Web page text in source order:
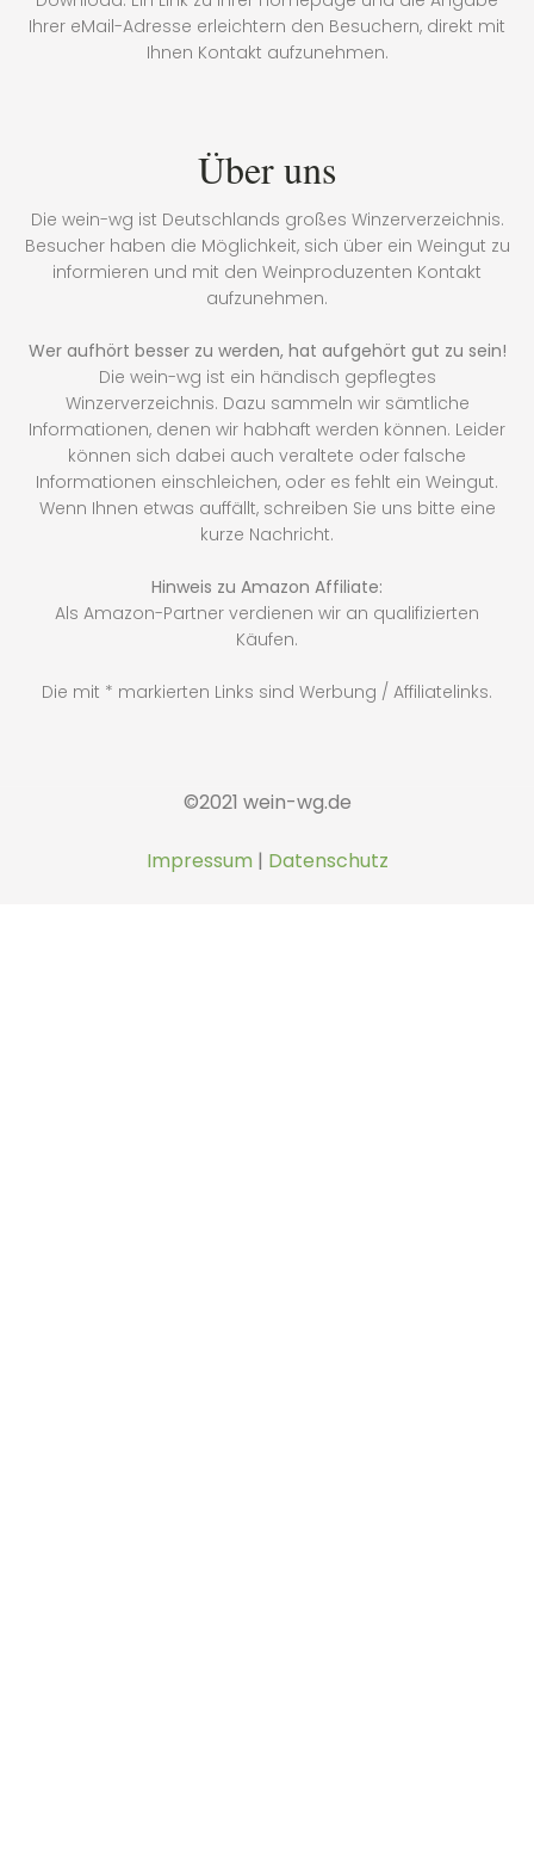
Ihrer eMail-Adresse erleichtern den Besuchern, direkt mit
Ihnen Kontakt aufzunehmen.
Über uns
Die wein-wg ist Deutschlands großes Winzerverzeichnis.
Besucher haben die Möglichkeit, sich über ein Weingut zu
informieren und mit den Weinproduzenten Kontakt
aufzunehmen.
Wer aufhört besser zu werden, hat aufgehört gut zu sein!
Die wein-wg ist ein händisch gepflegtes
Winzerverzeichnis. Dazu sammeln wir sämtliche
Informationen, denen wir habhaft werden können. Leider
können sich dabei auch veraltete oder falsche
Informationen einschleichen, oder es fehlt ein Weingut.
Wenn Ihnen etwas auffällt, schreiben Sie uns bitte eine
kurze Nachricht.
Hinweis zu Amazon Affiliate:
Als Amazon-Partner verdienen wir an qualifizierten
Käufen.
Die mit * markierten Links sind Werbung / Affiliatelinks.
©2021 wein-wg.de
Impressum | Datenschutz